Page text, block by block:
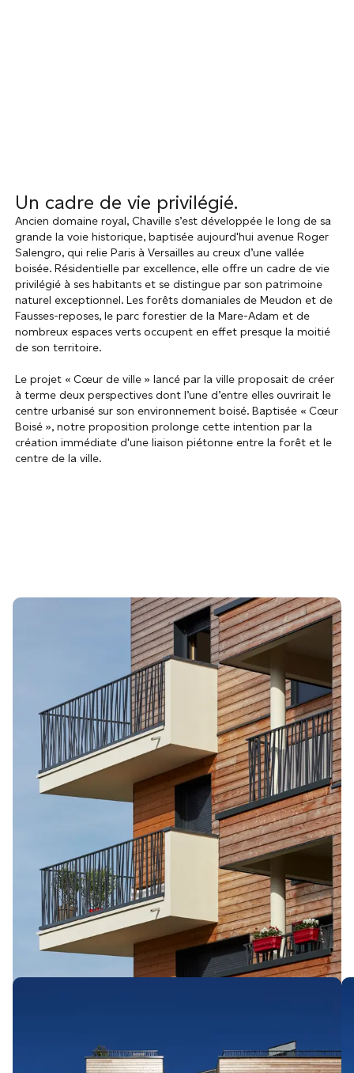
Un cadre de vie privilégié.
Ancien domaine royal, Chaville s’est développée le long de sa
grande la voie historique, baptisée aujourd'hui avenue Roger
Salengro, qui relie Paris à Versailles au creux d’une vallée
boisée. Résidentielle par excellence, elle offre un cadre de vie
privilégié à ses habitants et se distingue par son patrimoine
naturel exceptionnel. Les forêts domaniales de Meudon et de
Fausses-reposes, le parc forestier de la Mare-Adam et de
nombreux espaces verts occupent en effet presque la moitié
de son territoire.
Le projet « Cœur de ville » lancé par la ville proposait de créer
à terme deux perspectives dont l’une d’entre elles ouvrirait le
centre urbanisé sur son environnement boisé. Baptisée « Cœur
Boisé », notre proposition prolonge cette intention par la
création immédiate d'une liaison piétonne entre la forêt et le
centre de la ville.